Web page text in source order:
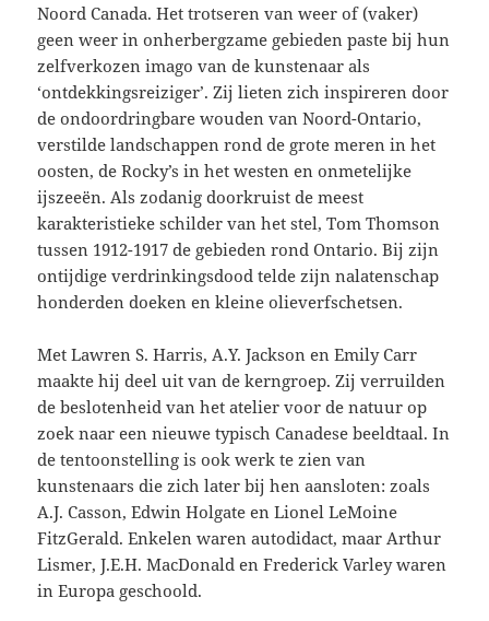
Noord Canada. Het trotseren van weer of (vaker)
geen weer in onherbergzame gebieden paste bij hun
zelfverkozen imago van de kunstenaar als
‘ontdekkingsreiziger’. Zij lieten zich inspireren door
de ondoordringbare wouden van Noord-Ontario,
verstilde landschappen rond de grote meren in het
oosten, de Rocky’s in het westen en onmetelijke
ijszeeën. Als zodanig doorkruist de meest
karakteristieke schilder van het stel, Tom Thomson
tussen 1912-1917 de gebieden rond Ontario. Bij zijn
ontijdige verdrinkingsdood telde zijn nalatenschap
honderden doeken en kleine olieverfschetsen.
Met Lawren S. Harris, A.Y. Jackson en Emily Carr
maakte hij deel uit van de kerngroep. Zij verruilden
de beslotenheid van het atelier voor de natuur op
zoek naar een nieuwe typisch Canadese beeldtaal. In
de tentoonstelling is ook werk te zien van
kunstenaars die zich later bij hen aansloten: zoals
A.J. Casson, Edwin Holgate en Lionel LeMoine
FitzGerald. Enkelen waren autodidact, maar Arthur
Lismer, J.E.H. MacDonald en Frederick Varley waren
in Europa geschoold.